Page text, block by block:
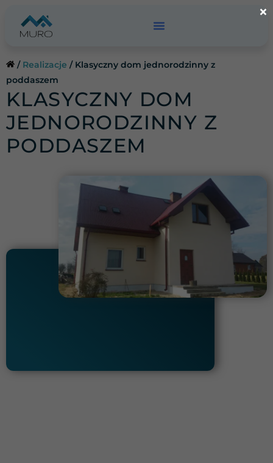
treści
/ Realizacje / Klasyczny dom jednorodzinny z
poddaszem
KLASYCZNY DOM
JEDNORODZINNY Z
PODDASZEM
×